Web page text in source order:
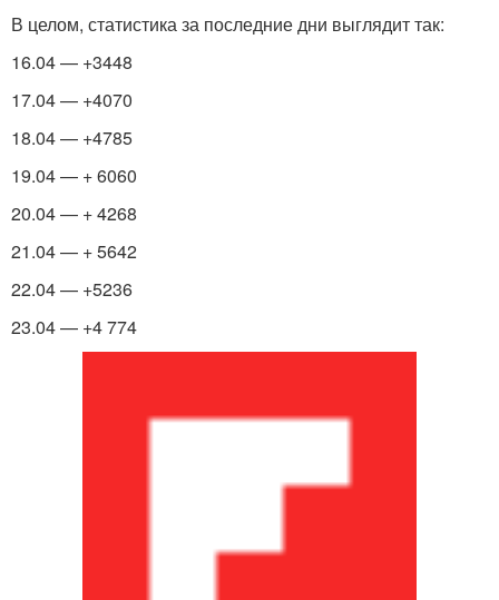
В целом, статистика за последние дни выглядит так:
16.04 — +3448
17.04 — +4070
18.04 — +4785
19.04 — + 6060
20.04 — + 4268
21.04 — + 5642
22.04 — +5236
23.04 — +4 774